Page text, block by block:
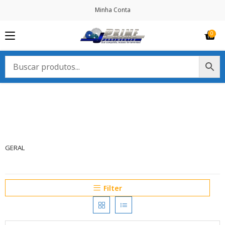
Minha Conta
GERAL
Filter